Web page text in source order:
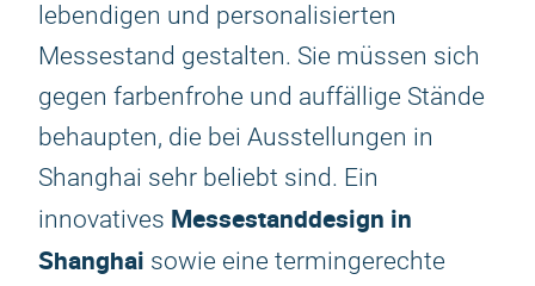
lebendigen und personalisierten
Messestand gestalten. Sie müssen sich
gegen farbenfrohe und auffällige Stände
behaupten, die bei Ausstellungen in
Shanghai sehr beliebt sind. Ein
innovatives Messestanddesign in
Shanghai sowie eine termingerechte